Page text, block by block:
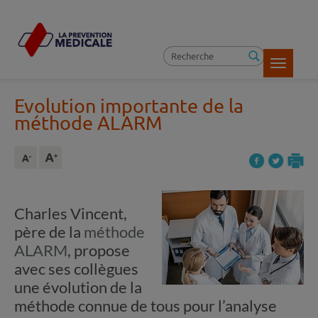
Toggle
Evolution importante de la
méthode ALARM
Charles Vincent,
père de la méthode
ALARM, propose
avec ses collègues
une évolution de la
méthode connue de tous pour l’analyse